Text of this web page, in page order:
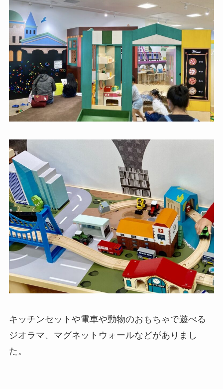
キッチンセットや電車や動物のおもちゃで遊べる
ジオラマ、マグネットウォールなどがありまし
た。